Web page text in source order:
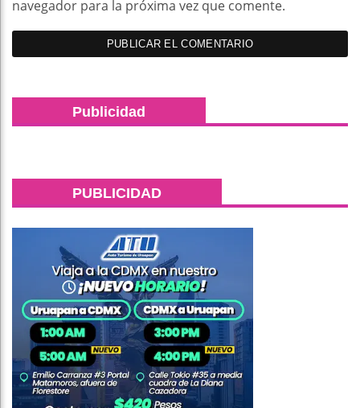
navegador para la próxima vez que comente.
Publicidad
PUBLICIDAD